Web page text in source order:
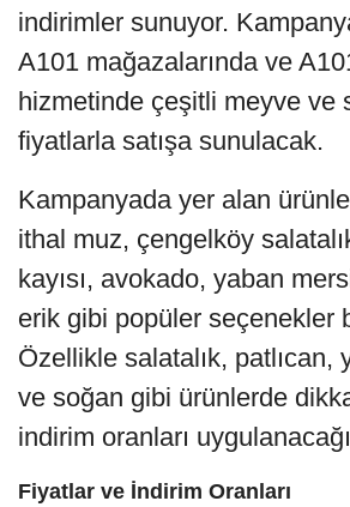
indirimler sunuyor.
A101 mağazalarında ve
hizmetinde çeşitli meyve ve
fiyatlarla satışa sunulacak.
Kampanyada yer alan
ithal muz, çengelköy
kayısı, avokado, yaban
erik gibi popüler seçenekler
Özellikle salatalık, patlıcan,
ve soğan gibi ürünlerde
indirim oranları
Fiyatlar ve İndirim Oranları